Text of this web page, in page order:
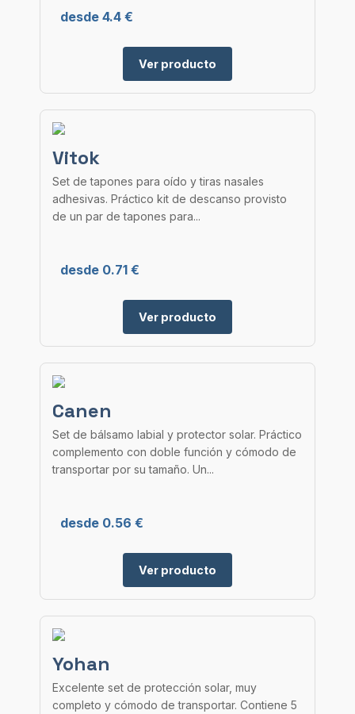
desde 4.4 €
Ver producto
Vitok
Set de tapones para oído y tiras nasales
adhesivas. Práctico kit de descanso provisto
de un par de tapones para...
desde 0.71 €
Ver producto
Canen
Set de bálsamo labial y protector solar. Práctico
complemento con doble función y cómodo de
transportar por su tamaño. Un...
desde 0.56 €
Ver producto
Yohan
Excelente set de protección solar, muy
completo y cómodo de transportar. Contiene 5